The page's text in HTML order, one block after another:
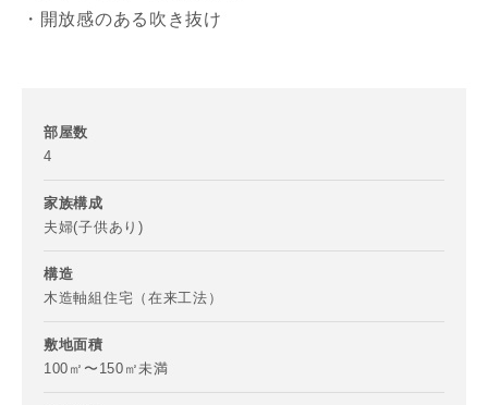
・開放感のある吹き抜け
部屋数
4
家族構成
夫婦(子供あり)
構造
木造軸組住宅（在来工法）
敷地面積
100㎡〜150㎡未満
メールアドレス
郵便番号